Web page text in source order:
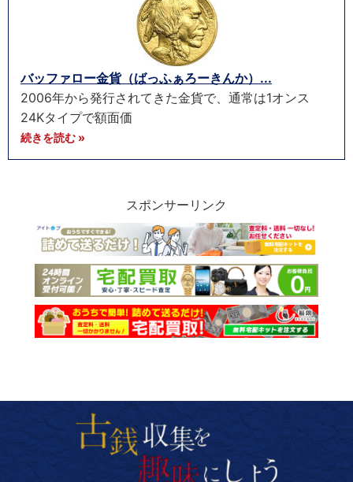
バッファロー金貨（ばっふぁろーきんか）...
2006年から発行されてきた金貨で、通常は1オンス
24Kタイプで額面価
続きを読む »
スポンサーリンク